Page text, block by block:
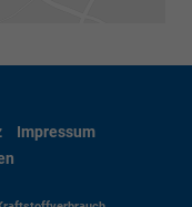
Impressum